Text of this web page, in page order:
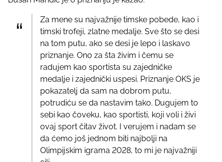
Za mene su najvažnije timske pobede, kao i
timski trofeji, zlatne medalje. Sve što se desi
na tom putu, ako se desi je lepo i laskavo
priznanje. Ono za šta živim i čemu se
radujem kao sportista su zajedničke
medalje i zajednički uspesi. Priznanje OKS je
pokazatelj da sam na dobrom putu,
potrudiću se da nastavim tako. Dugujem to
sebi kao čoveku, kao sportisti, koji voli i živi
ovaj sport čitav život. I verujem i nadam se
da ćemo još jednom biti najbolji na
Olimpijskim igrama 2028, to mi je najvažniji